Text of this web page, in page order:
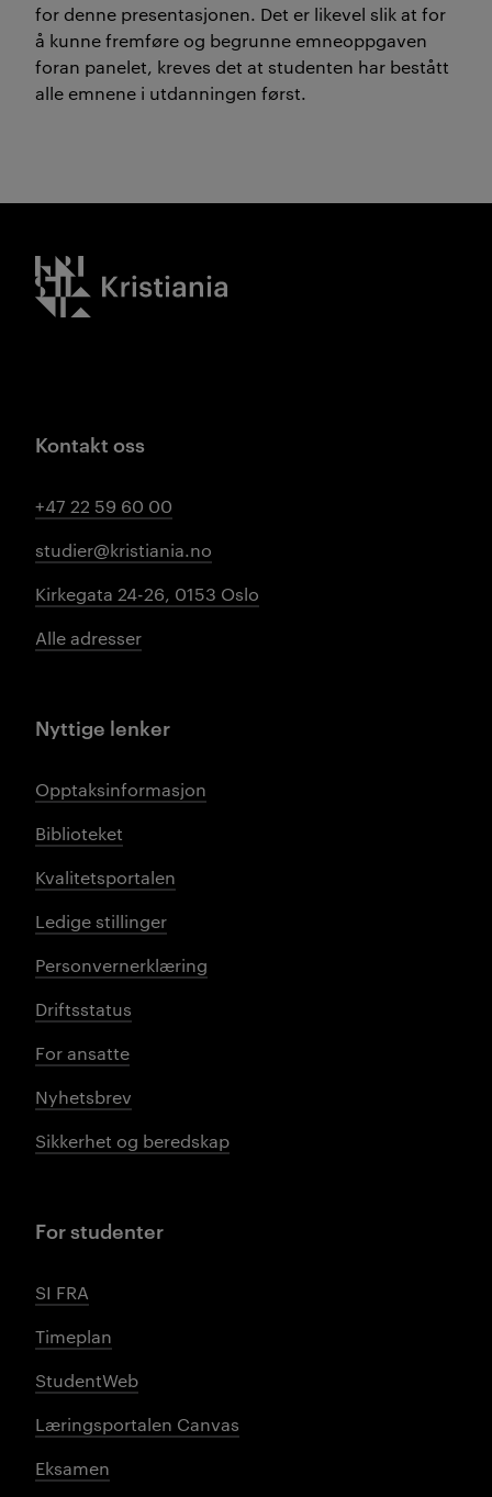
for denne presentasjonen. Det er likevel slik at for
å kunne fremføre og begrunne emneoppgaven
foran panelet, kreves det at studenten har bestått
alle emnene i utdanningen først.
Kristiania logo
Kontakt oss
+47 22 59 60 00
studier@kristiania.no
Kirkegata 24-26, 0153 Oslo
Alle adresser
Nyttige lenker
Opptaksinformasjon
Biblioteket
Kvalitetsportalen
Ledige stillinger
Personvernerklæring
Driftsstatus
For ansatte
Nyhetsbrev
Sikkerhet og beredskap
For studenter
SI FRA
Timeplan
StudentWeb
Læringsportalen Canvas
Eksamen